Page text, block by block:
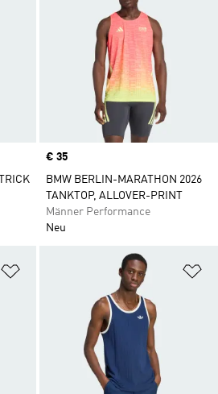
Price
€ 35
BMW BERLIN-MARATHON 2026
TANKTOP, ALLOVER-PRINT
Männer Performance
Neu
Zur Wunschliste hinzufügen